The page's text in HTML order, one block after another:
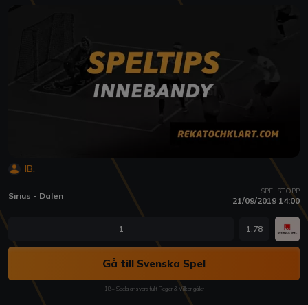
IB.
Sirius - Dalen SPELSTOPP
21/09/2019 14:00
1 1.78
Gå till Svenska Spel
18+ Spela ansvarsfullt Regler & Villkor gäller